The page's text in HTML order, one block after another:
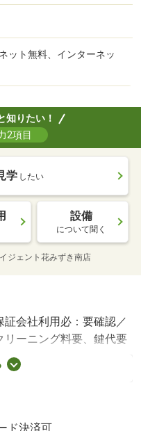
ット無料、インターネッ
知りたい！
2項目
学 したい
設備
について聞く
ジェント花みずき南店
会社利用必：要確認／
ーニング料要、鍵代要
コン／クロゼット／フ
Ｖインターホン／室内
所独立／洗面化粧台／
対面式キッチン／ＩＨ
ド決済可